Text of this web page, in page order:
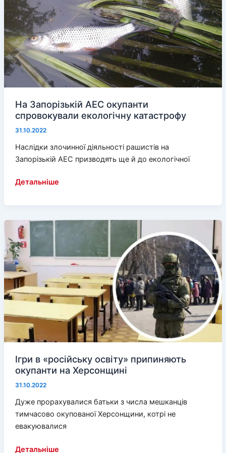
укріплення
На Запорізькій АЕС окупанти
спровокували екологічну катастрофу
31.10.2022
Наслідки злочинної діяльності рашистів на
Запорізькій АЕС призводять ще й до екологічної
На
окупанти
спровокували
екологічну
катастрофу
Детальніше
Ігри в «російську освіту» припиняють
окупанти на Херсонщині
31.10.2022
Дуже прорахувалися батьки з числа мешканців
тимчасово окупованої Херсонщини, котрі не
евакуювалися
Ігри
Детальніше